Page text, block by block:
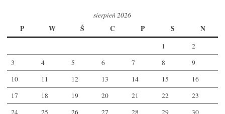
sierpień 2026
P W Ś C P S N
1
2
3
4 5 6 7 8
9
10
11 12 13 14 15
16
17
18 19 20 21 22
23
24
25 26 27 28 29 30